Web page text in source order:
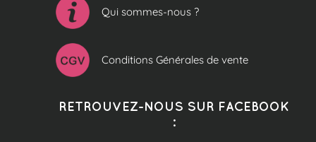
Qui sommes-nous ?
Conditions Générales de vente
RETROUVEZ-NOUS SUR FACEBOOK
: